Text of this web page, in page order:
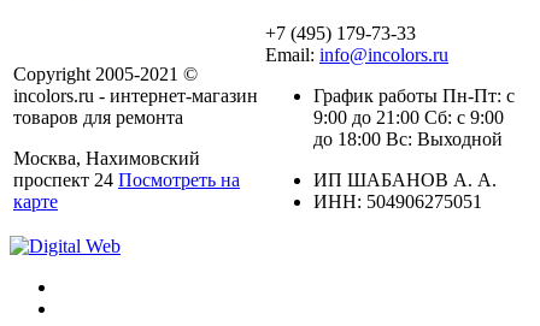
Copyright 2005-2021 ©
incolors.ru - интернет-магазин
товаров для ремонта
Москва, Нахимовский
проспект 24 Посмотреть на
карте
+7 (495) 179-73-33
Email: info@incolors.ru
График работы Пн-Пт: с
9:00 до 21:00 Сб: с 9:00
до 18:00 Вс: Выходной
ИП ШАБАНОВ А. А.
ИНН: 504906275051